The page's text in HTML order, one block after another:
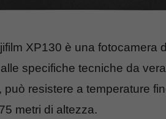
XP130 è una fotocamera
specifiche tecniche da
può resistere a temperature
metri di altezza.